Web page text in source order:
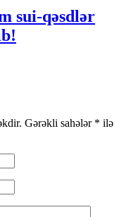
sui-qəsdlər
Gərəkli sahələr * ilə